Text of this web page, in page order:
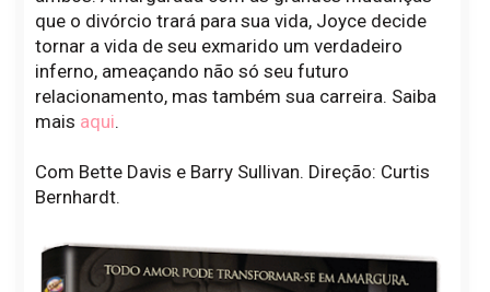
que o divórcio trará para sua vida, Joyce decide
tornar a vida de seu exmarido um verdadeiro
inferno, ameaçando não só seu futuro
relacionamento, mas também sua carreira. Saiba
mais aqui.
Com Bette Davis e Barry Sullivan. Direção: Curtis
Bernhardt.